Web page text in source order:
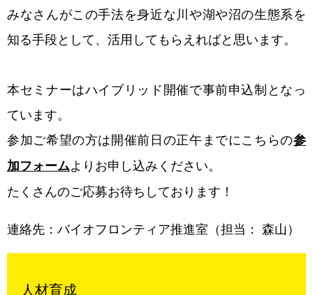
みなさんがこの手法を身近な川や湖や沼の生態系を
知る手段として、活用してもらえればと思います。
本セミナーはハイブリッド開催で事前申込制となっ
ています。
参加ご希望の方は開催前日の正午までにこちらの参
加フォームよりお申し込みください。
たくさんのご応募お待ちしております！
連絡先：バイオフロンティア推進室（担当： 森山）
人材育成